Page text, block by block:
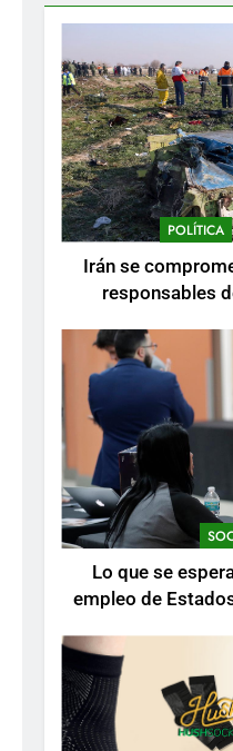
POLÍTICA
Irán se
responsables
Lo que se
empleo de